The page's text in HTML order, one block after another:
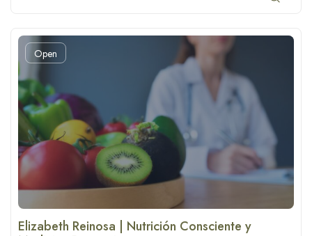
Open
Elizabeth Reinosa | Nutrición Consciente y